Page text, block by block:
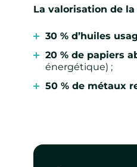
La valorisation de
30 % d’huiles
20 % de papiers
énergétique) ;
50 % de métaux